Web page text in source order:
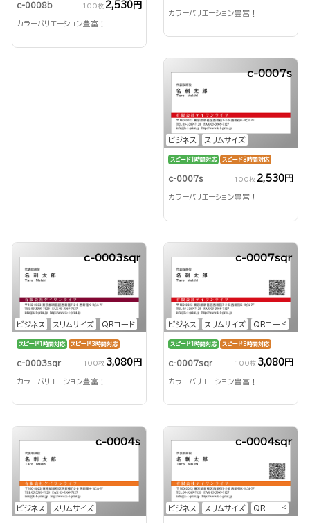
c-0008b 100枚 2,530円
カラーバリエーション豊富！
カラーバリエーション豊富！
ビジネス スリムサイズ
c-0007s
スピード1時間対応 スピード3時間対応
c-0007s 100枚 2,530円
カラーバリエーション豊富！
ビジネス スリムサイズ QRコード
c-0003sqr
スピード1時間対応 スピード3時間対応
c-0003sqr 100枚 3,080円
カラーバリエーション豊富！
ビジネス スリムサイズ QRコード
c-0007sqr
スピード1時間対応 スピード3時間対応
c-0007sqr 100枚 3,080円
カラーバリエーション豊富！
ビジネス スリムサイズ
c-0004s
ビジネス スリムサイズ QRコード
c-0004sqr